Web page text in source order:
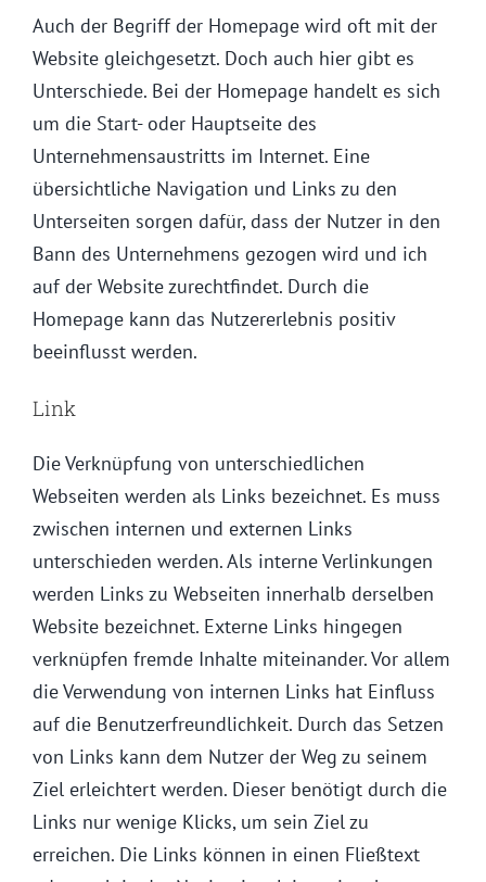
Auch der Begriff der Homepage wird oft mit der
Website gleichgesetzt. Doch auch hier gibt es
Unterschiede. Bei der Homepage handelt es sich
um die Start- oder Hauptseite des
Unternehmensaustritts im Internet. Eine
übersichtliche Navigation und Links zu den
Unterseiten sorgen dafür, dass der Nutzer in den
Bann des Unternehmens gezogen wird und ich
auf der Website zurechtfindet. Durch die
Homepage kann das Nutzererlebnis positiv
beeinflusst werden.
Link
Die Verknüpfung von unterschiedlichen
Webseiten werden als Links bezeichnet. Es muss
zwischen internen und externen Links
unterschieden werden. Als interne Verlinkungen
werden Links zu Webseiten innerhalb derselben
Website bezeichnet. Externe Links hingegen
verknüpfen fremde Inhalte miteinander. Vor allem
die Verwendung von internen Links hat Einfluss
auf die Benutzerfreundlichkeit. Durch das Setzen
von Links kann dem Nutzer der Weg zu seinem
Ziel erleichtert werden. Dieser benötigt durch die
Links nur wenige Klicks, um sein Ziel zu
erreichen. Die Links können in einen Fließtext